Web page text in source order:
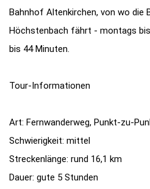
Bahnhof Altenkirchen, von wo die
Höchstenbach fährt - montags
bis 44 Minuten.
Tour-Informationen
Art: Fernwanderweg, Punkt-zu-
Schwierigkeit: mittel
Streckenlänge: rund 16,1 km
Dauer: gute 5 Stunden